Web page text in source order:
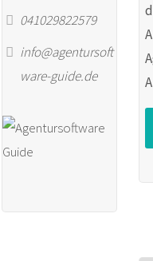
041029822579
info@agentursoft
ware-guide.de